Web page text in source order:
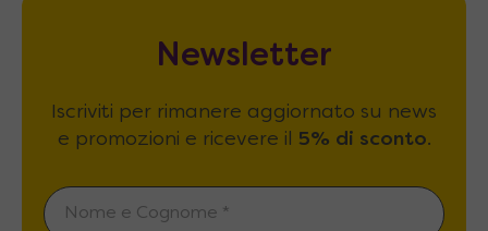
Newsletter
Iscriviti per rimanere aggiornato su news
e promozioni e ricevere il 5% di sconto.